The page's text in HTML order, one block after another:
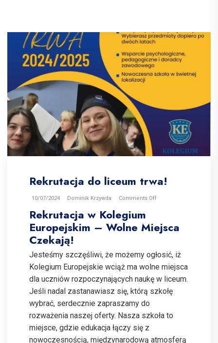
Rekrutacja do liceum trwa!
10/07/2024 Dominik Krzywda Comments Off
Rekrutacja w Kolegium
Europejskim – Wolne Miejsca
Czekają!
Jesteśmy szczęśliwi, że możemy ogłosić, iż
Kolegium Europejskie wciąż ma wolne miejsca
dla uczniów rozpoczynających naukę w liceum.
Jeśli nadal zastanawiasz się, którą szkołę
wybrać, serdecznie zapraszamy do
rozważenia naszej oferty. Nasza szkoła to
miejsce, gdzie edukacja łączy się z
nowoczesnością, międzynarodową atmosferą